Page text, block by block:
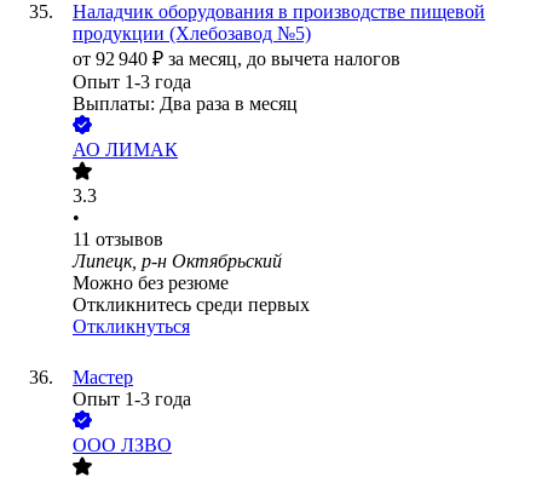
Наладчик оборудования в производстве пищевой
продукции (Хлебозавод №5)
от 92 940 ₽ за месяц, до вычета налогов
Опыт 1-3 года
Выплаты: Два раза в месяц
АО ЛИМАК
3.3
•
11 отзывов
Липецк, р-н Октябрьский
Можно без резюме
Откликнитесь среди первых
Откликнуться
Мастер
Опыт 1-3 года
ООО ЛЗВО